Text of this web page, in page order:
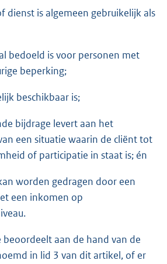
dienst is algemeen gebruikelijk als
bedoeld is voor personen met
beperking;
beschikbaar is;
bijdrage levert aan het
een situatie waarin de cliënt tot
of participatie in staat is; én
worden gedragen door een
een inkomen op
beoordeelt aan de hand van de
in lid 3 van dit artikel, of er